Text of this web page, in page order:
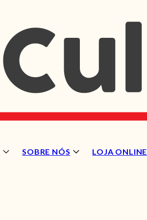
SOBRE NÓS LOJA ONLINE